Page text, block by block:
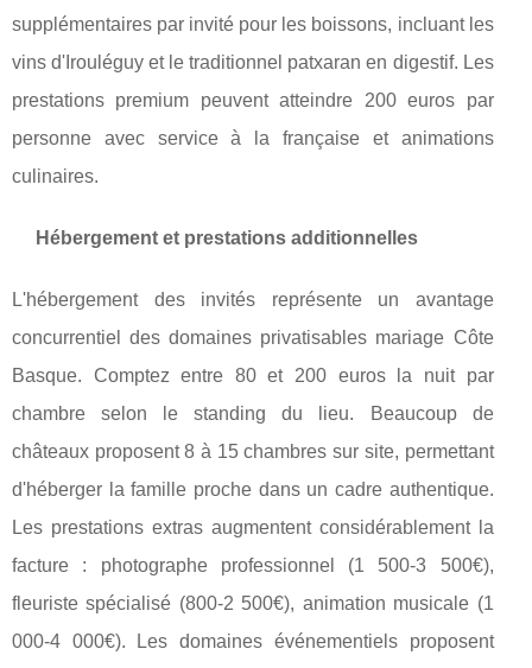
supplémentaires par invité pour les boissons, incluant les
vins d'Irouléguy et le traditionnel patxaran en digestif. Les
prestations premium peuvent atteindre 200 euros par
personne avec service à la française et animations
culinaires.
Hébergement et prestations additionnelles
L'hébergement des invités représente un avantage
concurrentiel des domaines privatisables mariage Côte
Basque. Comptez entre 80 et 200 euros la nuit par
chambre selon le standing du lieu. Beaucoup de
châteaux proposent 8 à 15 chambres sur site, permettant
d'héberger la famille proche dans un cadre authentique.
Les prestations extras augmentent considérablement la
facture : photographe professionnel (1 500-3 500€),
fleuriste spécialisé (800-2 500€), animation musicale (1
000-4 000€). Les domaines événementiels proposent